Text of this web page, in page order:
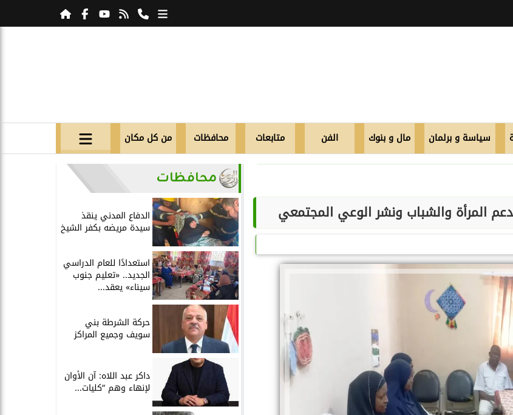
سياسة و برلمان مال و بنوك الفن متابعات محافظات من كل مكان
المرأة والشباب ونشر الوعي المجتمعي
محافظات
الدفاع المدني ينقذ
سيدة مريضه بكفر الشيخ
استعدادًا للعام الدراسي
الجديد.. «تعليم جنوب
سيناء» يعقد...
حركة الشرطة بني
سويف وجميع المراكز
داكر عبد اللاه: آن الأوان
لإنهاء وهم “كليات...